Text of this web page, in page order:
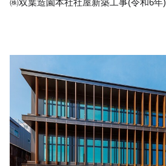
㈱双葉造園本社社屋新築工事(令和6年)